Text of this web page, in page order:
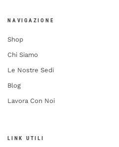
NAVIGAZIONE
Shop
Chi Siamo
Le Nostre Sedi
Blog
Lavora Con Noi
LINK UTILI